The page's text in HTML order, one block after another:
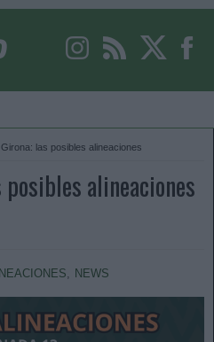
las posibles alineaciones
alineaciones
, NEWS